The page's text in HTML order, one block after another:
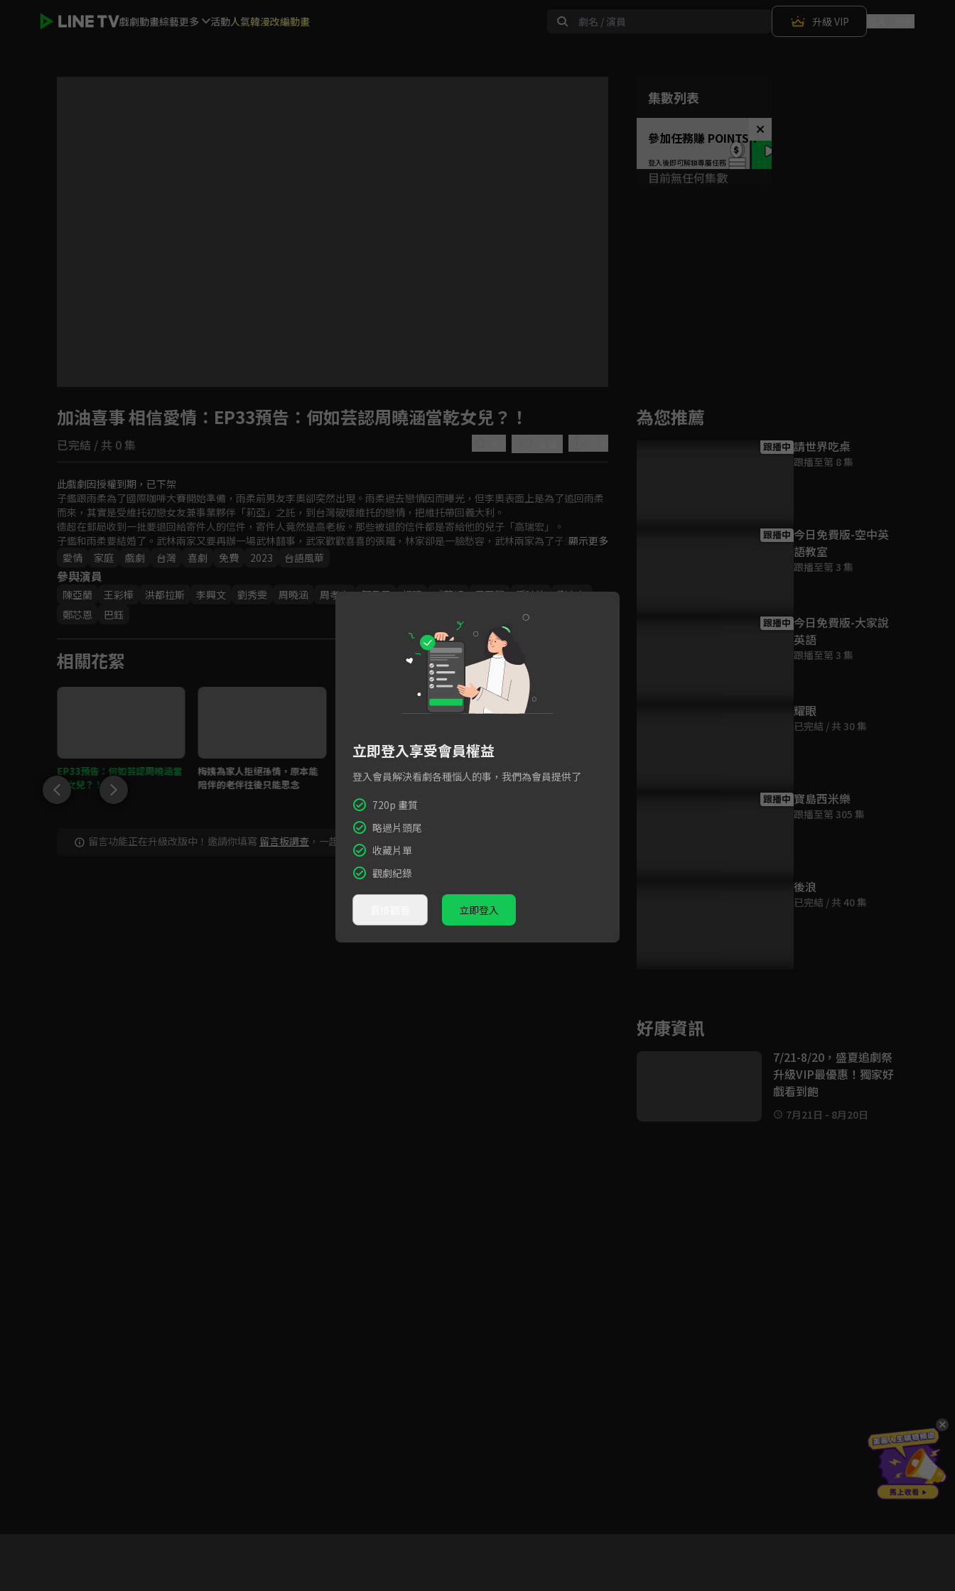
戲劇動畫綜藝更多 活動人氣韓漫改編動畫 升級 VIP
Video
集數列表
參加任務賺 POINTS！
目前無任何集數
加油喜事 相信愛情 ：EP33預告：何如芸認周曉涵當乾女兒？！
已完結 / 共 0 集
此戲劇因授權到期，已下架
子鑑跟雨柔為了國際咖啡大賽開始準備，雨柔前男友李奧卻突然出現。雨柔過去戀情因而曝光，但李奧表面上是為了追回雨柔
而來，其實是受維托初戀女友兼事業夥伴「莉亞」之託，到台灣破壞維托的戀情，把維托帶回義大利。
德超在郵局收到一批要退回給寄件人的信件，寄件人竟然是高老板。那些被退的信件都是寄給他的兒子「高瑞宏」。
子鑑和雨柔要結婚了。武林兩家又要再辦一場武林囍事，武家歡歡喜喜的張羅，林家卻是一臉愁容，武林兩家為了子鑑雨柔婚
後住哪雙方爭論不休，都不願意讓步，甚至一言不和走人，子鑑跟雨柔到底該怎麼辦才好？
顯示更多
愛情
家庭 戲劇 台灣 喜劇 免費 2023 台語風華
參與演員
陳亞蘭 王彩樺 洪都拉斯 李興文 劉秀雯 周曉涵 周孝安 鄒承恩 楊晴 臧芮軒 馬國賢 潘映竹
劉育仁
鄭芯恩
巴鈺
相關花絮
EP33預告：何如芸認周曉涵當
乾女兒？！
梅姨為家人拒絕孫情，原本能
陪伴的老伴往後只能思念
三媽對決！陳亞蘭要何如芸收
拾行李回法國
「我已經不能沒有你了！」Te
ddy告白鄭芯恩 要帶他回義大
留言功能正在升級改版中！邀請你填寫 留言板調查 ，一起共創新版留言功能！
為您推薦
跟播中 請世界吃桌
跟播至第 8 集
跟播中 今日免費版-空中英
語教室
跟播至第 3 集
跟播中 今日免費版-大家說
英語
跟播至第 3 集
耀眼
已完結 / 共 30 集
跟播中 寶島西米樂
跟播至第 305 集
後浪
已完結 / 共 40 集
好康資訊
7/21-8/20，盛夏追劇祭
升級VIP最優惠！獨家好
戲看到飽
7月21日 - 8月20日
立即登入享受會員權益
登入會員解決看劇各種惱人的事，我們為會員提供了
720p 畫質
略過片頭尾
收藏片單
觀劇紀錄
立即登入